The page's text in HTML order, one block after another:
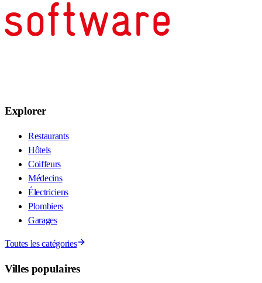
Explorer
Restaurants
Hôtels
Coiffeurs
Médecins
Électriciens
Plombiers
Garages
Toutes les catégories
Villes populaires